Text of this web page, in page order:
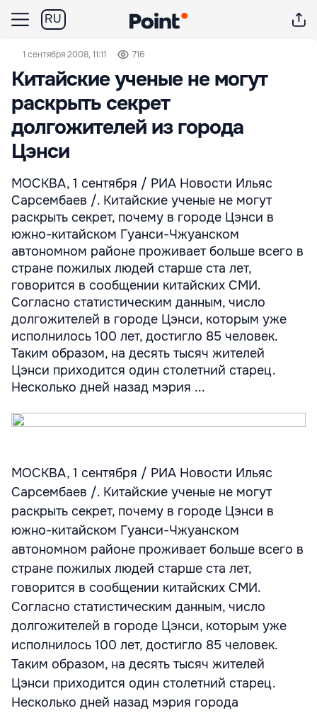
RU
1 сентября 2008, 11:11 716
Китайские ученые не могут
раскрыть секрет
долгожителей из города
Цэнси
МОСКВА, 1 сентября / РИА Новости Ильяс
Сарсембаев /. Китайские ученые не могут
раскрыть секрет, почему в городе Цэнси в
южно-китайском Гуанси-Чжуанском
автономном районе проживает больше всего в
стране пожилых людей старше ста лет,
говорится в сообщении китайских СМИ.
Согласно статистическим данным, число
долгожителей в городе Цэнси, которым уже
исполнилось 100 лет, достигло 85 человек.
Таким образом, на десять тысяч жителей
Цэнси приходится один столетний старец.
Несколько дней назад мэрия ...
МОСКВА, 1 сентября / РИА Новости Ильяс
Сарсембаев /. Китайские ученые не могут
раскрыть секрет, почему в городе Цэнси в
южно-китайском Гуанси-Чжуанском
автономном районе проживает больше всего в
стране пожилых людей старше ста лет,
говорится в сообщении китайских СМИ.
Согласно статистическим данным, число
долгожителей в городе Цэнси, которым уже
исполнилось 100 лет, достигло 85 человек.
Таким образом, на десять тысяч жителей
Цэнси приходится один столетний старец.
Несколько дней назад мэрия города